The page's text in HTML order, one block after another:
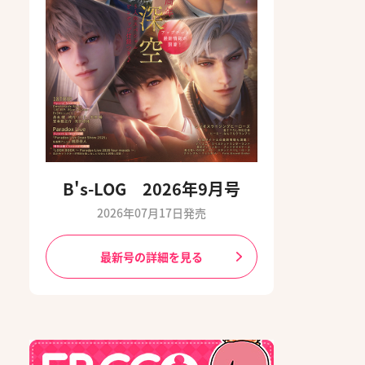
B's-LOG 2026年9月号
2026年07月17日発売
最新号の詳細を見る